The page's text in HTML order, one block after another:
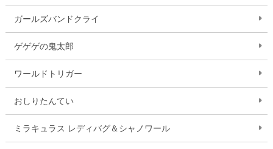
ガールズバンドクライ
ゲゲゲの鬼太郎
ワールドトリガー
おしりたんてい
ミラキュラス レディバグ＆シャノワール